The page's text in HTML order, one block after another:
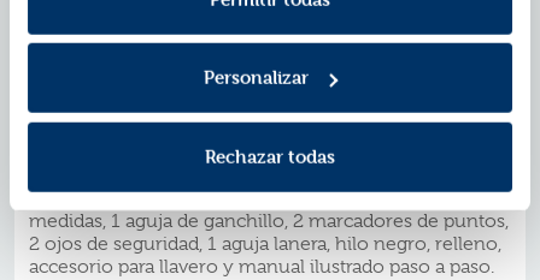
Personalizar
Rechazar todas
neuronal, estimula la atención sostenida y la memoria,
prácticas meditativas.
Es perfecta para disfrutar de un momento de paz y
desconexión mientras das forma a una obra tejida por
Contiene 4 madejas de lana de colores de distintas
medidas, 1 aguja de ganchillo, 2 marcadores de puntos,
2 ojos de seguridad, 1 aguja lanera, hilo negro, relleno,
accesorio para llavero y manual ilustrado paso a paso.